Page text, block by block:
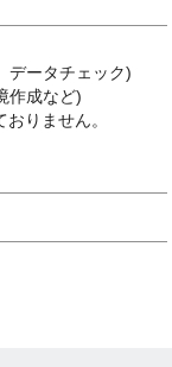
データチェック)
作成など)
りません。